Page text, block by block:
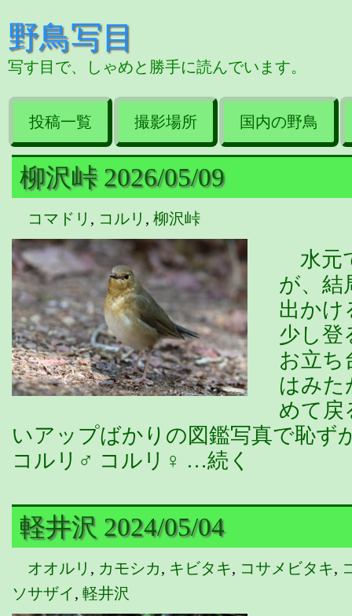
野鳥写目
写す目で、しゃめと勝手に読んでいます。
投稿一覧 撮影場所 国内の野鳥
柳沢峠 2026/05/09
コマドリ , コルリ , 柳沢峠
水元
が、結
出か
少し登
お立
はみた
めて
いアップばかりの図鑑写真で恥ず
コルリ♂ コルリ♀ …続く
軽井沢 2024/05/04
オオルリ , カモシカ, キビタキ, コサメビタキ,
ソサザイ, 軽井沢